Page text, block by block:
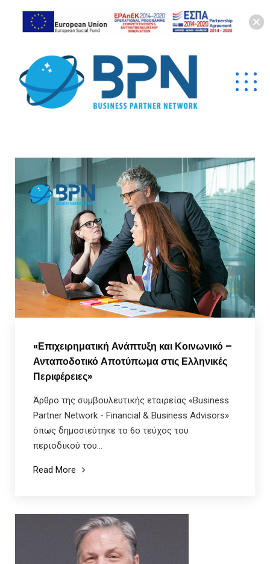
«Επιχειρηματική Ανάπτυξη και Κοινωνικό –
Ανταποδοτικό Αποτύπωμα στις Ελληνικές
Περιφέρειες»
Άρθρο της συμβουλευτικής εταιρείας «Business
Partner Network - Financial & Business Advisors»
όπως δημοσιεύτηκε το 6ο τεύχος του
περιοδικού του...
Read More